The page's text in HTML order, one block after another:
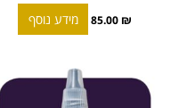
85.00 ₪ מידע נוסף